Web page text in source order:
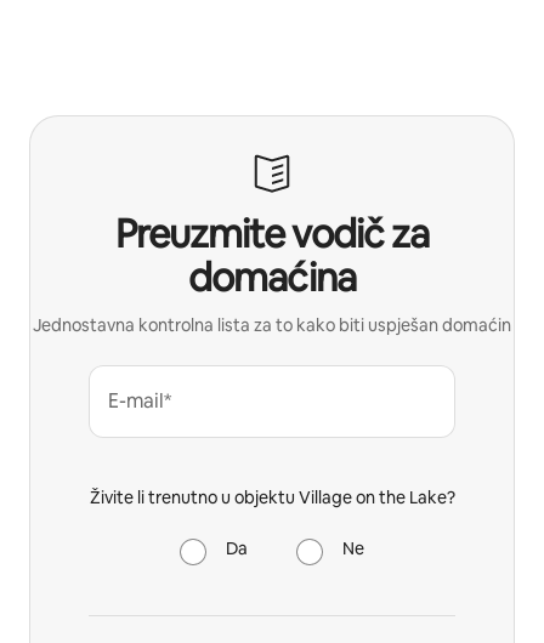
Preuzmite vodič za
domaćina
Jednostavna kontrolna lista za to kako biti uspješan domaćin
E-mail*
Živite li trenutno u objektu Village on the Lake?
Da Ne